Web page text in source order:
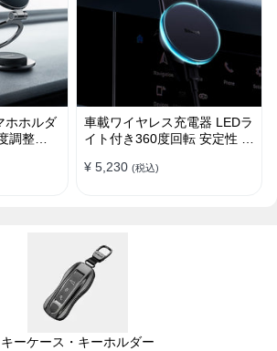
ホホルダ
調整
操作 安
車載ワイヤレス充電器 LEDラ
イト付き360度回転 安定性 粘
し口式兼用 片手操作 置くだ
¥ 5,230 (税込)
キーケース・キーホルダー